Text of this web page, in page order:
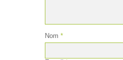
Nom *